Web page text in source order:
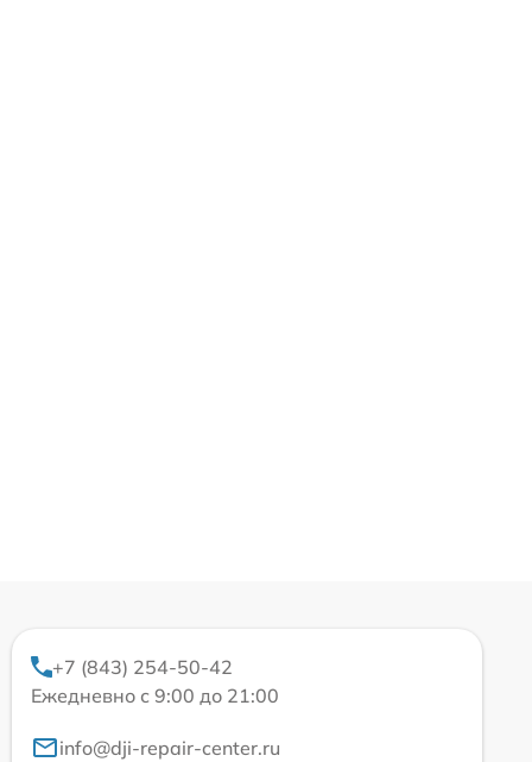
+7 (843) 254-50-42
Ежедневно с 9:00 до 21:00
info@dji-repair-center.ru